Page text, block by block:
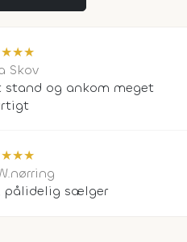
★★★
Skov
stand og ankom meget
★★★
pålidelig sælger